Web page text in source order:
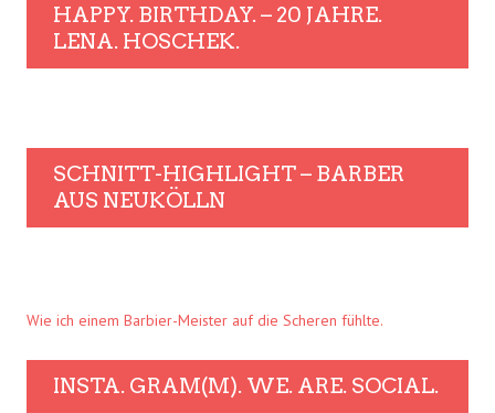
HAPPY. BIRTHDAY. – 20 JAHRE.
LENA. HOSCHEK.
SCHNITT-HIGHLIGHT – BARBER
AUS NEUKÖLLN
Wie ich einem Barbier-Meister auf die Scheren fühlte.
INSTA. GRAM(M). WE. ARE. SOCIAL.